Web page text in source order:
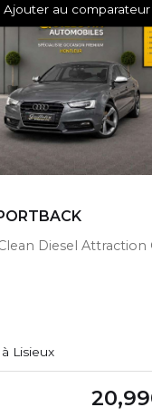
Ajouter au comparateur
Diesel Attraction
Lisieux